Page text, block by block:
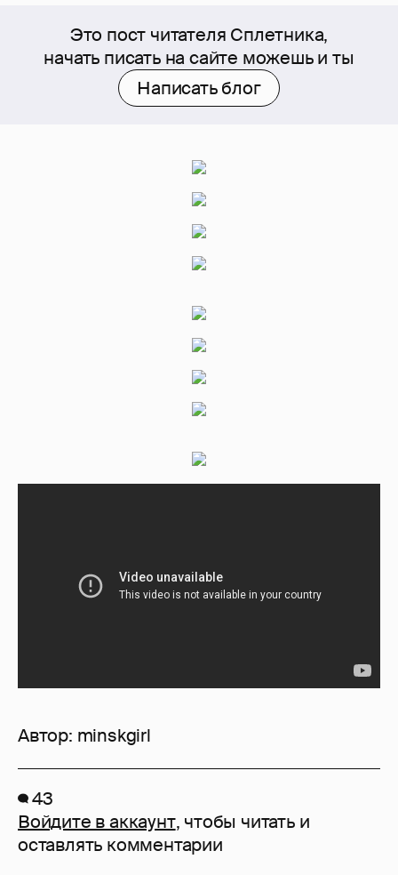
Это пост читателя Сплетника,
начать писать на сайте можешь и ты
Написать блог
Автор: minskgirl
43
Войдите в аккаунт, чтобы читать и
оставлять комментарии